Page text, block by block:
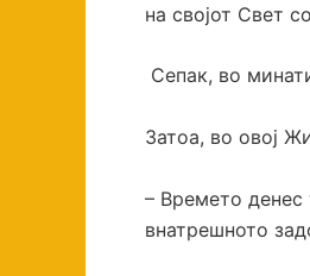
на својот Свет
Сепак, во
Затоа, во овој
– Времето денес
внатрешното